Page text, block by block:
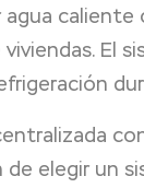
caliente
El
de elegir un